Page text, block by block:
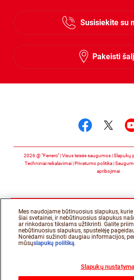
Latvian
Susisiekite su
Pakeisti šalį
2026 @ "Ferrero" | Visus teisės saugumos Slapukų
Techniniai reikalavimai Privatumo politika
apribojimai
Mes naudojame būtinuosius slapukus,
šiai svetainei, ir nebūtinuosius slapukus
ar rinkodaros tikslams užtikrinti. Galite
nebūtinuosius slapukus, spustelėję
Norėdami sužinoti daugiau informacijos,
mūsųslapukų politiką.
Slapukų